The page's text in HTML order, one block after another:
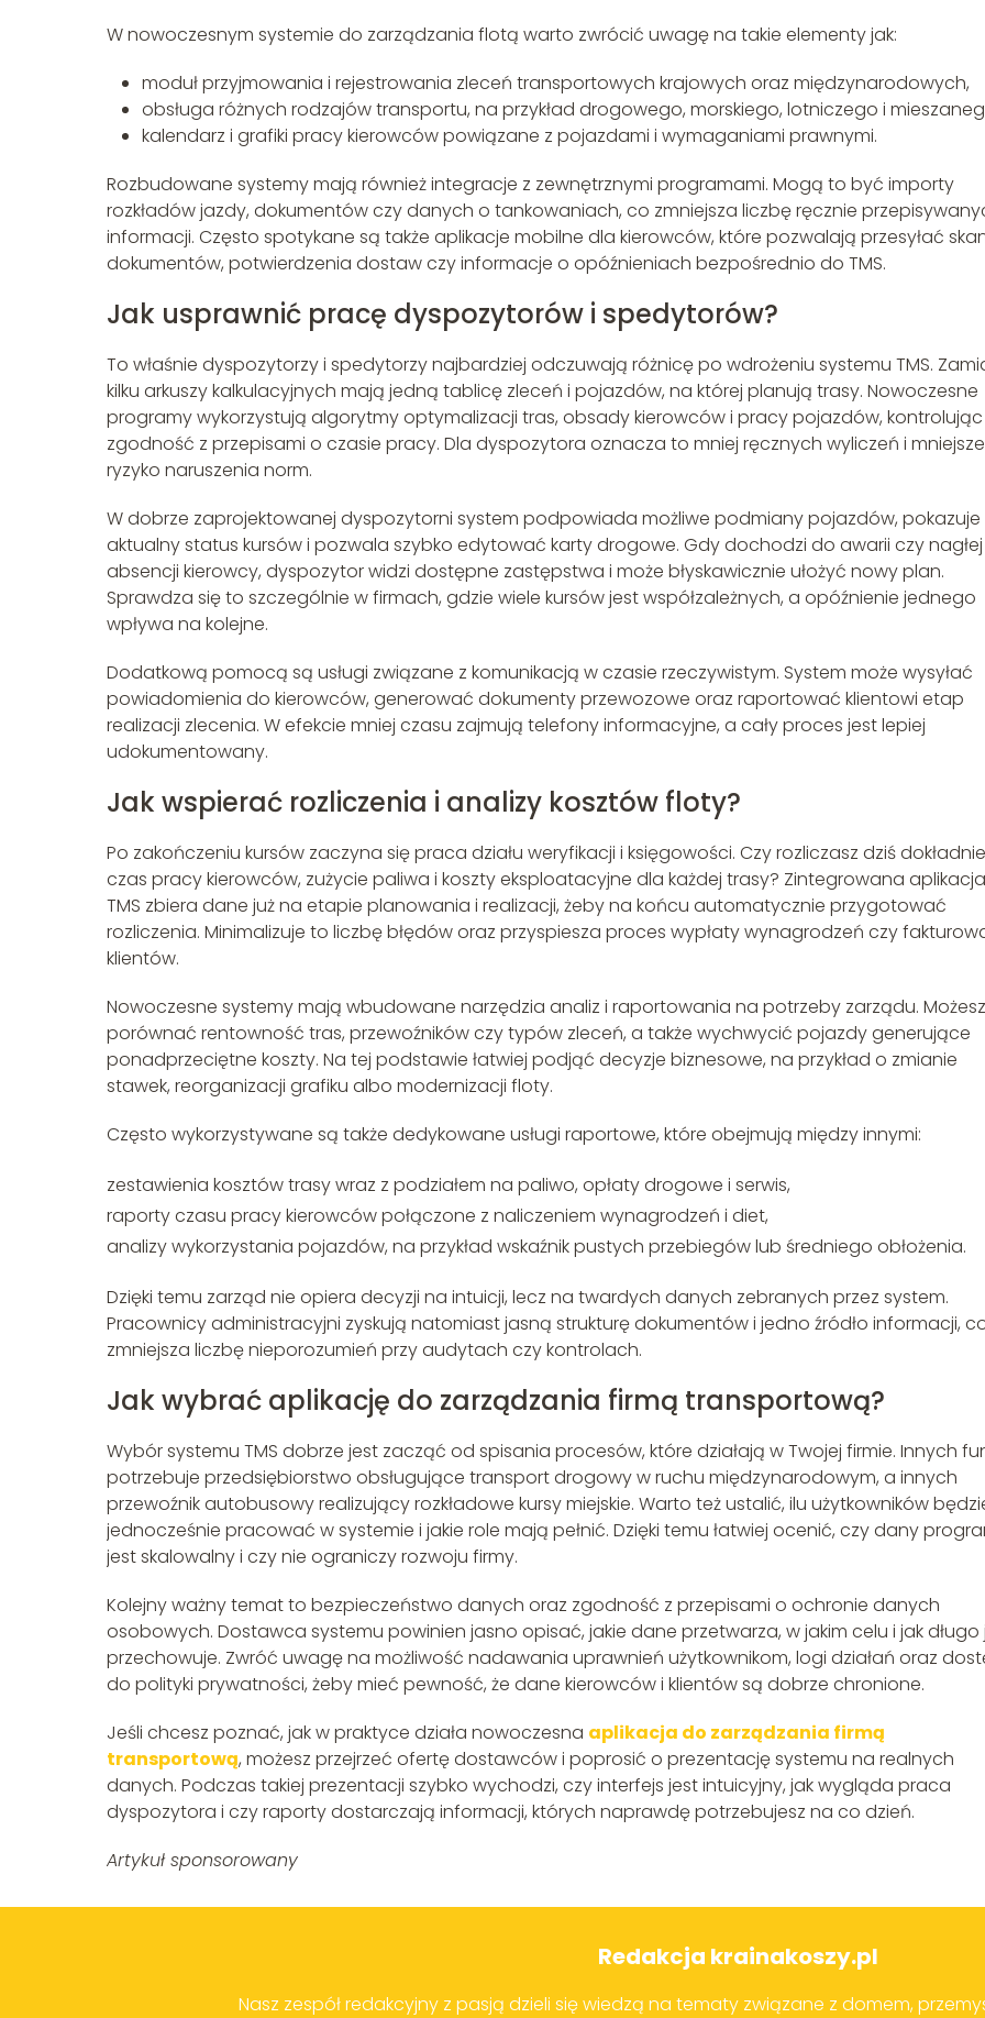
W nowoczesnym systemie do zarządzania flotą warto zwrócić uwagę na takie elementy jak:
moduł przyjmowania i rejestrowania zleceń transportowych krajowych oraz międzynarodowych,
obsługa różnych rodzajów transportu, na przykład drogowego, morskiego, lotniczego i
kalendarz i grafiki pracy kierowców powiązane z pojazdami i wymaganiami prawnymi.
Rozbudowane systemy mają również integracje z zewnętrznymi programami. Mogą to być importy
rozkładów jazdy, dokumentów czy danych o tankowaniach, co zmniejsza liczbę ręcznie
informacji. Często spotykane są także aplikacje mobilne dla kierowców, które pozwalają przesyłać
dokumentów, potwierdzenia dostaw czy informacje o opóźnieniach bezpośrednio do TMS.
Jak usprawnić pracę dyspozytorów i spedytorów?
To właśnie dyspozytorzy i spedytorzy najbardziej odczuwają różnicę po wdrożeniu systemu TMS.
kilku arkuszy kalkulacyjnych mają jedną tablicę zleceń i pojazdów, na której planują trasy. Nowoczesne
programy wykorzystują algorytmy optymalizacji tras, obsady kierowców i pracy pojazdów, kontrolując
zgodność z przepisami o czasie pracy. Dla dyspozytora oznacza to mniej ręcznych wyliczeń i mniejsze
ryzyko naruszenia norm.
W dobrze zaprojektowanej dyspozytorni system podpowiada możliwe podmiany pojazdów, pokazuje
aktualny status kursów i pozwala szybko edytować karty drogowe. Gdy dochodzi do awarii czy nagłej
absencji kierowcy, dyspozytor widzi dostępne zastępstwa i może błyskawicznie ułożyć nowy plan.
Sprawdza się to szczególnie w firmach, gdzie wiele kursów jest współzależnych, a opóźnienie jednego
wpływa na kolejne.
Dodatkową pomocą są usługi związane z komunikacją w czasie rzeczywistym. System może wysyłać
powiadomienia do kierowców, generować dokumenty przewozowe oraz raportować klientowi etap
realizacji zlecenia. W efekcie mniej czasu zajmują telefony informacyjne, a cały proces jest lepiej
udokumentowany.
Jak wspierać rozliczenia i analizy kosztów floty?
Po zakończeniu kursów zaczyna się praca działu weryfikacji i księgowości. Czy rozliczasz dziś dokładnie
czas pracy kierowców, zużycie paliwa i koszty eksploatacyjne dla każdej trasy? Zintegrowana aplikacja
TMS zbiera dane już na etapie planowania i realizacji, żeby na końcu automatycznie przygotować
rozliczenia. Minimalizuje to liczbę błędów oraz przyspiesza proces wypłaty wynagrodzeń czy
klientów.
Nowoczesne systemy mają wbudowane narzędzia analiz i raportowania na potrzeby zarządu. Możesz
porównać rentowność tras, przewoźników czy typów zleceń, a także wychwycić pojazdy generujące
ponadprzeciętne koszty. Na tej podstawie łatwiej podjąć decyzje biznesowe, na przykład o zmianie
stawek, reorganizacji grafiku albo modernizacji floty.
Często wykorzystywane są także dedykowane usługi raportowe, które obejmują między innymi:
zestawienia kosztów trasy wraz z podziałem na paliwo, opłaty drogowe i serwis,
raporty czasu pracy kierowców połączone z naliczeniem wynagrodzeń i diet,
analizy wykorzystania pojazdów, na przykład wskaźnik pustych przebiegów lub średniego obłożenia.
Dzięki temu zarząd nie opiera decyzji na intuicji, lecz na twardych danych zebranych przez system.
Pracownicy administracyjni zyskują natomiast jasną strukturę dokumentów i jedno źródło informacji,
zmniejsza liczbę nieporozumień przy audytach czy kontrolach.
Jak wybrać aplikację do zarządzania firmą transportową?
Wybór systemu TMS dobrze jest zacząć od spisania procesów, które działają w Twojej firmie. Innych
potrzebuje przedsiębiorstwo obsługujące transport drogowy w ruchu międzynarodowym, a innych
przewoźnik autobusowy realizujący rozkładowe kursy miejskie. Warto też ustalić, ilu użytkowników
jednocześnie pracować w systemie i jakie role mają pełnić. Dzięki temu łatwiej ocenić, czy dany
jest skalowalny i czy nie ograniczy rozwoju firmy.
Kolejny ważny temat to bezpieczeństwo danych oraz zgodność z przepisami o ochronie danych
osobowych. Dostawca systemu powinien jasno opisać, jakie dane przetwarza, w jakim celu i jak długo
przechowuje. Zwróć uwagę na możliwość nadawania uprawnień użytkownikom, logi działań oraz
do polityki prywatności, żeby mieć pewność, że dane kierowców i klientów są dobrze chronione.
Jeśli chcesz poznać, jak w praktyce działa nowoczesna aplikacja do zarządzania firmą
transportową, możesz przejrzeć ofertę dostawców i poprosić o prezentację systemu na realnych
danych. Podczas takiej prezentacji szybko wychodzi, czy interfejs jest intuicyjny, jak wygląda praca
dyspozytora i czy raporty dostarczają informacji, których naprawdę potrzebujesz na co dzień.
Artykuł sponsorowany
Redakcja krainakoszy.pl
Nasz zespół redakcyjny z pasją dzieli się wiedzą na tematy związane z domem,